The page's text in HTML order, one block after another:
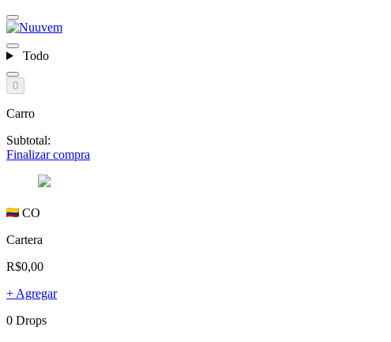
Todo
0
Carro
Subtotal:
Finalizar compra
CO
Cartera
R$0,00
+ Agregar
0 Drops